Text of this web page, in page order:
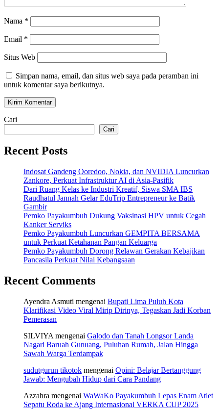
Nama *
Email *
Situs Web
Simpan nama, email, dan situs web saya pada peramban ini
untuk komentar saya berikutnya.
Cari
Cari
Recent Posts
Indosat Gandeng Ooredoo, Nokia, dan NVIDIA Luncurkan
Zankore, Perkuat Infrastruktur AI di Asia-Pasifik
Dari Ruang Kelas ke Industri Kreatif, Siswa SMA IBS
Raudhatul Jannah Gelar EduTrip Entrepreneur ke Batik
Gambir
Pemko Payakumbuh Dukung Vaksinasi HPV untuk Cegah
Kanker Serviks
Pemko Payakumbuh Luncurkan GEMPITA BERSAMA
untuk Perkuat Ketahanan Pangan Keluarga
Pemko Payakumbuh Dorong Relawan Gerakan Kebajikan
Pancasila Perkuat Nilai Kebangsaan
Recent Comments
Ayendra Asmuti mengenai Bupati Lima Puluh Kota
Klarifikasi Video Viral Mirip Dirinya, Tegaskan Jadi Korban
Pemerasan
SILVIYA mengenai Galodo dan Tanah Longsor Landa
Nagari Baruah Gunuang, Puluhan Rumah, Jalan Hingga
Sawah Warga Terdampak
sudutgurun tikotok mengenai Opini: Belajar Bertanggung
Jawab: Mengubah Hidup dari Cara Pandang
Azzahra mengenai WaWaKo Payakumbuh Lepas Enam Atlet
Sepatu Roda ke Ajang Internasional VERKA CUP 2025